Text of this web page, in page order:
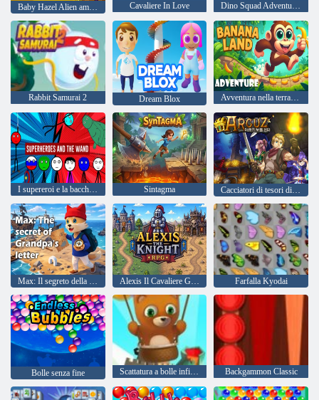
Baby Hazel Alien amico Cavaliere In Love Dino Squad Adventure 3
Rabbit Samurai 2 Dream Blox Avventura nella terra delle banane
I supereroi e la bacchetta Sintagma Cacciatori di tesori di Arcuz
Max: Il segreto della lettera del nonno Alexis Il Cavaliere Gioco di ruolo Farfalla Kyodai
Bolle senza fine Scattatura a bolle infinita Backgammon Classic